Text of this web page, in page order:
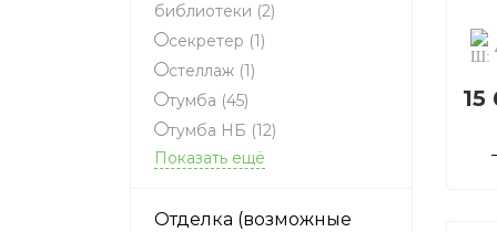
библиотеки (2)
секретер (1)
стеллаж (1)
тумба (45)
тумба НБ (12)
Показать ещё
Отделка (возможные
15